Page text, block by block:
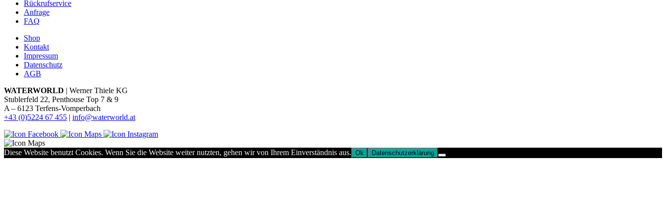
Rückrufservice
Anfrage
FAQ
Shop
Kontakt
Impressum
Datenschutz
AGB
WATERWORLD | Werner Thiele KG
Stublerfeld 22, Penthouse Top 7 & 9
A – 6123 Terfens-Vomperbach
+43 (0)5224 67 455 | info@waterworld.at
Diese Website benutzt Cookies. Wenn Sie die Website weiter nutzten, gehen wir von Ihrem Einverständnis aus. Ok Datenschutzerklärung